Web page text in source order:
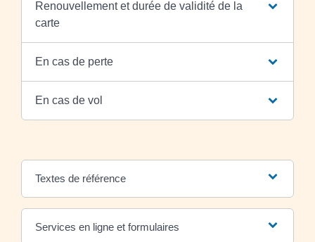
Renouvellement et durée de validité de la
carte
En cas de perte
En cas de vol
Textes de référence
Services en ligne et formulaires